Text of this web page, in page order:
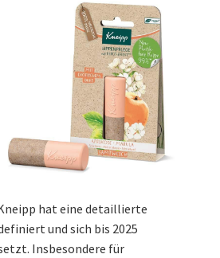
hat eine detaillierte
und sich bis 2025
Insbesondere für